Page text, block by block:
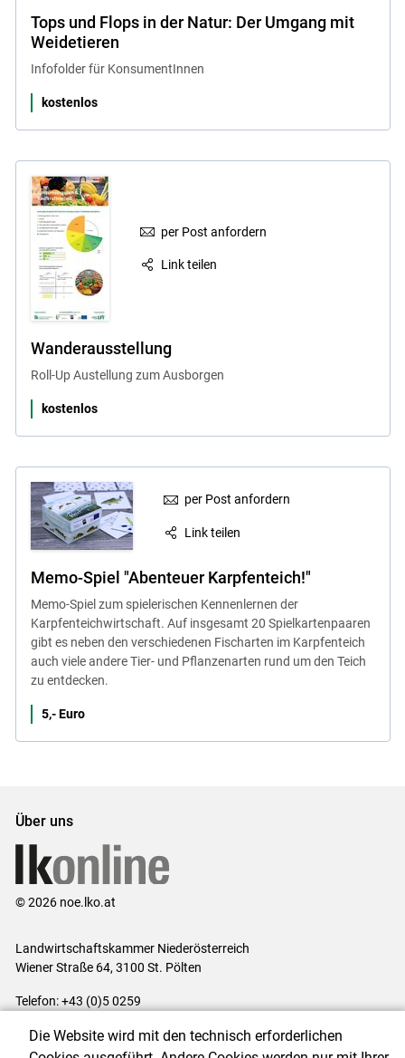
Tops und Flops in der Natur: Der Umgang mit
Weidetieren
Infofolder für KonsumentInnen
kostenlos
per Post anfordern
Link teilen
Wanderausstellung
Roll-Up Austellung zum Ausborgen
kostenlos
per Post anfordern
Link teilen
Memo-Spiel "Abenteuer Karpfenteich!"
Memo-Spiel zum spielerischen Kennenlernen der
Karpfenteichwirtschaft. Auf insgesamt 20 Spielkartenpaaren
gibt es neben den verschiedenen Fischarten im Karpfenteich
auch viele andere Tier- und Pflanzenarten rund um den Teich
zu entdecken.
5,- Euro
Über uns
© 2026 noe.lko.at
Landwirtschaftskammer Niederösterreich
Wiener Straße 64, 3100 St. Pölten
Telefon: +43 (0)5 0259
Impressum|Kontakt|Datenschutzerklärung|Barrierefreiheit|
Die Website wird mit den technisch erforderlichen